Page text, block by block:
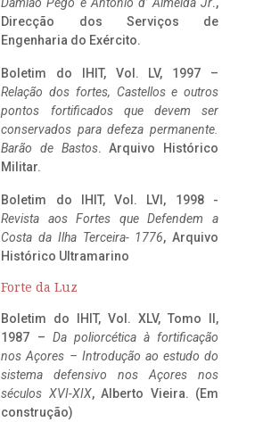
Direcção dos Serviços de
Engenharia do Exército.
Boletim do IHIT, Vol. LV, 1997 –
Relação dos fortes, Castellos e outros
pontos fortificados que devem ser
conservados para defeza permanente.
Barão de Bastos. Arquivo Histórico
Militar.
Boletim do IHIT, Vol. LVI, 1998 -
Revista aos Fortes que Defendem a
Costa da Ilha Terceira- 1776, Arquivo
Histórico Ultramarino
Forte da Luz
Boletim do IHIT, Vol. XLV, Tomo II,
1987 – Da poliorcética à fortificação
nos Açores – Introdução ao estudo do
sistema defensivo nos Açores nos
séculos XVI-XIX, Alberto Vieira. (Em
construção)